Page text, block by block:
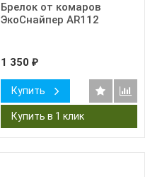
Брелок от комаров
ЭкоСнайпер AR112
1 350 ₽
Купить